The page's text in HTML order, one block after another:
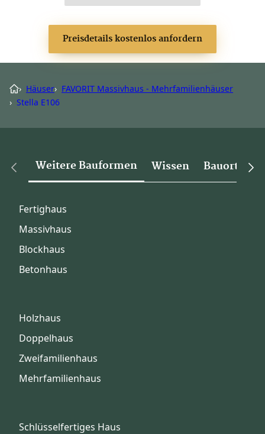
Preisdetails kostenlos anfordern
› Häuser› FAVORIT Massivhaus - Mehrfamilienhäuser
› Stella E106
Weitere Bauformen Wissen Bauorte
Fertighaus
Massivhaus
Blockhaus
Betonhaus
Holzhaus
Doppelhaus
Zweifamilienhaus
Mehrfamilienhaus
Schlüsselfertiges Haus